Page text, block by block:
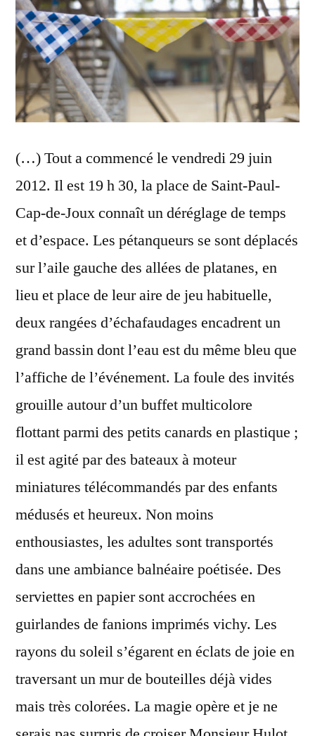
(…) Tout a commencé le vendredi 29 juin
2012. Il est 19 h 30, la place de Saint-Paul-
Cap-de-Joux connaît un déréglage de temps
et d’espace. Les pétanqueurs se sont déplacés
sur l’aile gauche des allées de platanes, en
lieu et place de leur aire de jeu habituelle,
deux rangées d’échafaudages encadrent un
grand bassin dont l’eau est du même bleu que
l’affiche de l’événement. La foule des invités
grouille autour d’un buffet multicolore
flottant parmi des petits canards en plastique ;
il est agité par des bateaux à moteur
miniatures télécommandés par des enfants
médusés et heureux. Non moins
enthousiastes, les adultes sont transportés
dans une ambiance balnéaire poétisée. Des
serviettes en papier sont accrochées en
guirlandes de fanions imprimés vichy. Les
rayons du soleil s’égarent en éclats de joie en
traversant un mur de bouteilles déjà vides
mais très colorées. La magie opère et je ne